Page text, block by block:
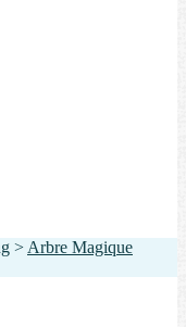
> Arbre Magique